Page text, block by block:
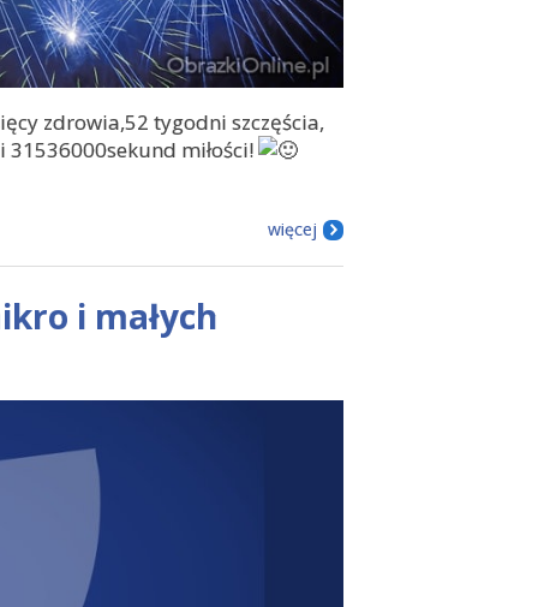
zdrowia,52 tygodni szczęścia,
miłości!
więcej
i małych